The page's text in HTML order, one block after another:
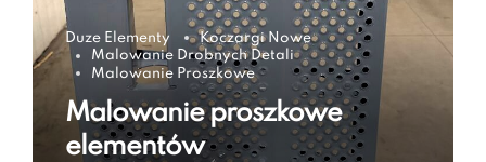
Duze Elementy
Koczargi Nowe
Malowanie Drobnych Detali
Malowanie Proszkowe
Malowanie proszkowe
elementów